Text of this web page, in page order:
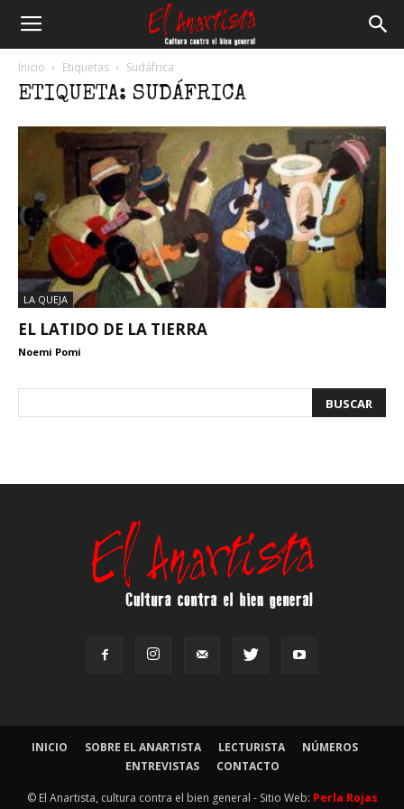
Inicio Etiquetas Sudáfrica
ETIQUETA: SUDÁFRICA
LA QUEJA
EL LATIDO DE LA TIERRA
Noemi Pomi
INICIO SOBRE EL ANARTISTA LECTURISTA
NÚMEROS
ENTREVISTAS
CONTACTO
© El Anartista, cultura contra el bien general - Sitio Web: Perla Rojas